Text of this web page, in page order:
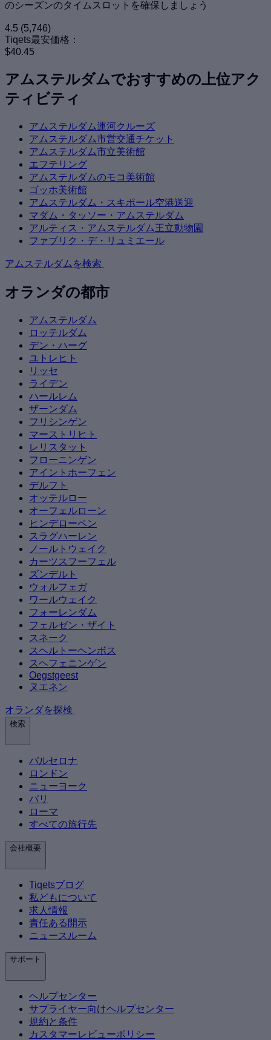
のシーズンのタイムスロットを確保しましょう
4.5 (5,746)
Tiqets最安価格：
$40.45
アムステルダムでおすすめの上位アク
ティビティ
アムステルダム運河クルーズ
アムステルダム市営交通チケット
アムステルダム市立美術館
エフテリング
アムステルダムのモコ美術館
ゴッホ美術館
アムステルダム・スキポール空港送迎
マダム・タッソー・アムステルダム
アルティス・アムステルダム王立動物園
ファブリク・デ・リュミエール
アムステルダムを検索
オランダの都市
アムステルダム
ロッテルダム
デン・ハーグ
ユトレヒト
リッセ
ライデン
ハールレム
ザーンダム
フリシンゲン
マーストリヒト
レリスタット
フローニンゲン
アイントホーフェン
デルフト
オッテルロー
オーフェルローン
ヒンデローペン
スラグハーレン
ノールトウェイク
カーツスフーフェル
ズンデルト
ウォルフェガ
ワールウェイク
フォーレンダム
フェルゼン・ザイト
スネーク
スヘルトーヘンボス
スヘフェニンゲン
Oegstgeest
ヌエネン
オランダを探検
検索
バルセロナ
ロンドン
ニューヨーク
パリ
ローマ
すべての旅行先
会社概要
Tiqetsブログ
私どもについて
求人情報
責任ある開示
ニュースルーム
サポート
ヘルプセンター
サプライヤー向けヘルプセンター
規約と条件
カスタマーレビューポリシー